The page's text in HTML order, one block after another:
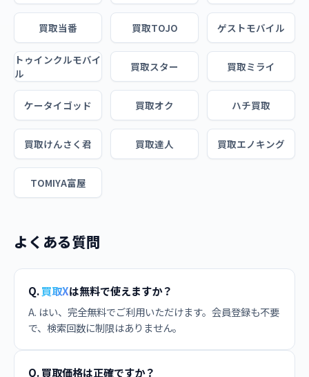
買取当番 買取TOJO ゲストモバイル
トゥインクルモバイ
ル
買取スター 買取ミライ
ケータイゴッド 買取オク ハチ買取
買取けんさく君 買取達人 買取エノキング
TOMIYA富屋
よくある質問
Q.買取Xは無料で使えますか？
A. はい、完全無料でご利用いただけます。会員登録も不要
で、検索回数に制限はありません。
Q. 買取価格は正確ですか？